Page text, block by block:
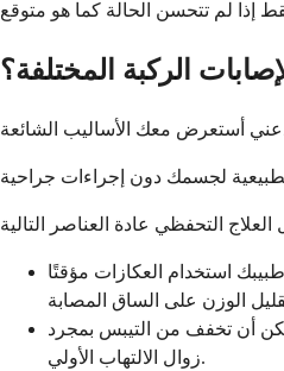
الركبة المختلفة؟
استخدام العكازات مؤقتًا
تزيد من تدفق الدم ويمكن أن تخفف من التيبس بمجرد
زوال الالتهاب الأولي.